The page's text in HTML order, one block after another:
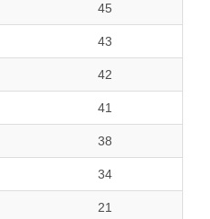
45
43
42
41
38
34
21